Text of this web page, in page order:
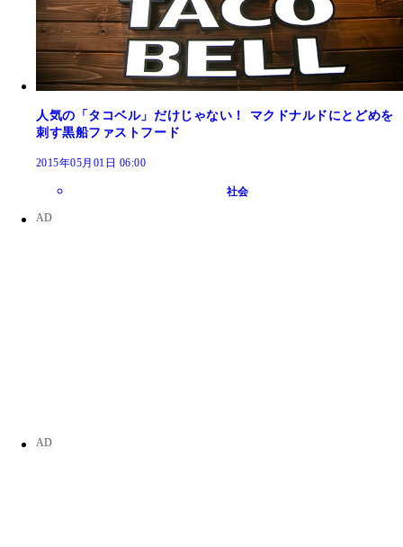
人気の「タコベル」だけじゃない！ マクドナルドにとどめを
刺す黒船ファストフード
2015年05月01日 06:00
社会